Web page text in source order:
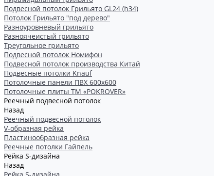
Подвесной потолок Грильято GL24 (h34)
Потолок Грильято "под дерево"
Разноуровневый грильято
Разноячеистый грильято
Треугольное грильято
Подвесной потолок Номифон
Подвесной потолок производства Китай
Подвесные потолки Knauf
Потолочные панели ПВХ 600х600
Потолочные плиты ТМ «POKROVER»
Реечный подвесной потолок
Назад
Реечный подвесной потолок
V-образная рейка
Пластинообразная рейка
Реечные потолки Гайпель
Рейка S-дизайна
Назад